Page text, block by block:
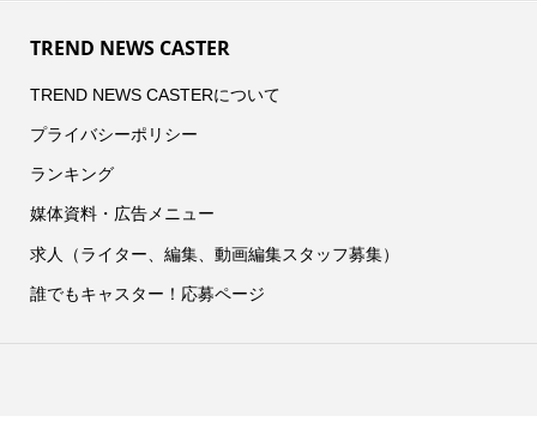
TREND NEWS CASTER
TREND NEWS CASTERについて
プライバシーポリシー
ランキング
媒体資料・広告メニュー
求人（ライター、編集、動画編集スタッフ募集）
誰でもキャスター！応募ページ